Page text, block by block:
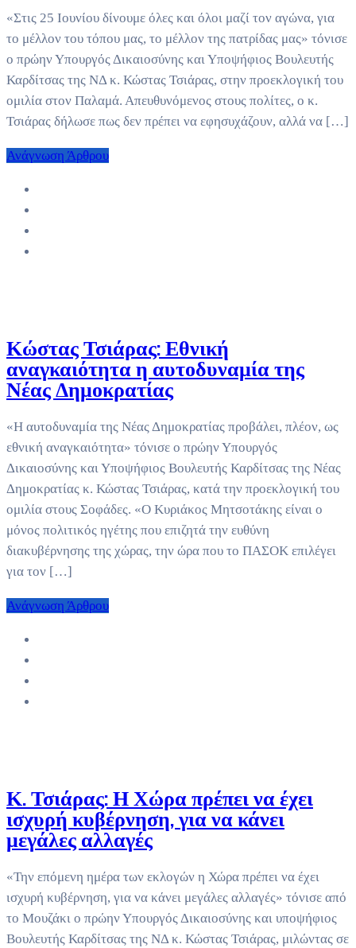
«Στις 25 Ιουνίου δίνουμε όλες και όλοι μαζί τον αγώνα, για
το μέλλον του τόπου μας, το μέλλον της πατρίδας μας» τόνισε
ο πρώην Υπουργός Δικαιοσύνης και Υποψήφιος Βουλευτής
Καρδίτσας της ΝΔ κ. Κώστας Τσιάρας, στην προεκλογική του
ομιλία στον Παλαμά. Απευθυνόμενος στους πολίτες, ο κ.
Τσιάρας δήλωσε πως δεν πρέπει να εφησυχάζουν, αλλά να […]
Ανάγνωση Άρθρου
Κώστας Τσιάρας: Εθνική
αναγκαιότητα η αυτοδυναμία της
Νέας Δημοκρατίας
«Η αυτοδυναμία της Νέας Δημοκρατίας προβάλει, πλέον, ως
εθνική αναγκαιότητα» τόνισε ο πρώην Υπουργός
Δικαιοσύνης και Υποψήφιος Βουλευτής Καρδίτσας της Νέας
Δημοκρατίας κ. Κώστας Τσιάρας, κατά την προεκλογική του
ομιλία στους Σοφάδες. «Ο Κυριάκος Μητσοτάκης είναι ο
μόνος πολιτικός ηγέτης που επιζητά την ευθύνη
διακυβέρνησης της χώρας, την ώρα που το ΠΑΣΟΚ επιλέγει
για τον […]
Ανάγνωση Άρθρου
Κ. Τσιάρας: Η Χώρα πρέπει να έχει
ισχυρή κυβέρνηση, για να κάνει
μεγάλες αλλαγές
«Την επόμενη ημέρα των εκλογών η Χώρα πρέπει να έχει
ισχυρή κυβέρνηση, για να κάνει μεγάλες αλλαγές» τόνισε από
το Μουζάκι ο πρώην Υπουργός Δικαιοσύνης και υποψήφιος
Βουλευτής Καρδίτσας της ΝΔ κ. Κώστας Τσιάρας, μιλώντας σε